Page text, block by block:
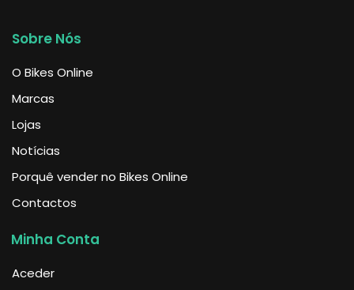
Sobre Nós
O Bikes Online
Marcas
Lojas
Notícias
Porquê vender no Bikes Online
Contactos
Minha Conta
Aceder